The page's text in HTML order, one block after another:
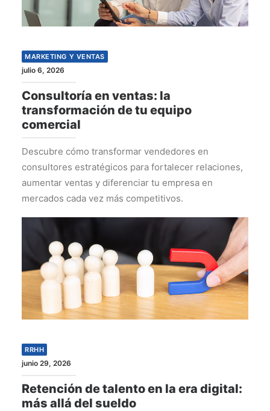
MARKETING Y VENTAS
julio 6, 2026
Consultoría en ventas: la
transformación de tu equipo
comercial
Descubre cómo transformar vendedores en
consultores estratégicos para fortalecer relaciones,
aumentar ventas y diferenciar tu empresa en
mercados cada vez más competitivos.
RRHH
junio 29, 2026
Retención de talento en la era digital:
más allá del sueldo